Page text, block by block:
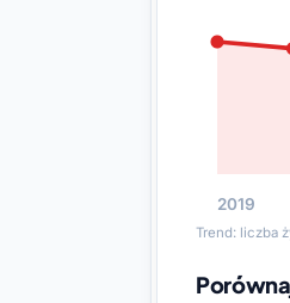
2019
Trend: liczba